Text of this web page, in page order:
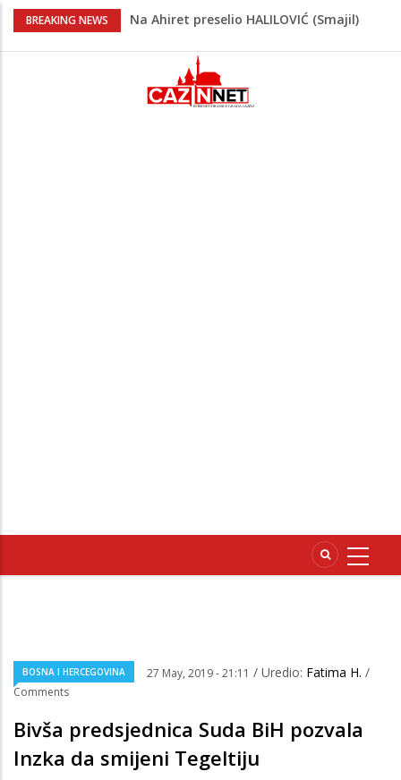
BREAKING NEWS
Na Ahiret preselio HALILOVIĆ (Smajil)
Prvi put nakon 40 godina Amerika ostala
bez saudijske nafte
Vrućine pune hitne pomoći: Sve više
BOSNA I HERCEGOVINA 27 May, 2019 - 21:11 / Uredio: Fatima H. /
Comments
Bivša predsjednica Suda BiH pozvala
Inzka da smijeni Tegeltiju